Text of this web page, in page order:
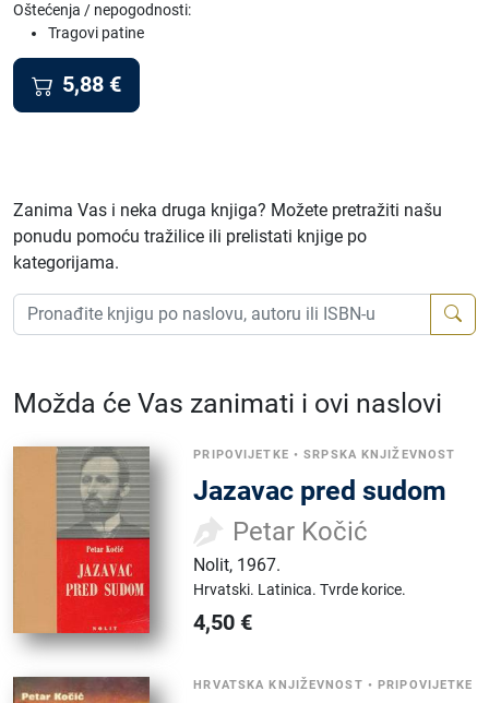
Oštećenja / nepogodnosti:
Tragovi patine
5,88 €
Zanima Vas i neka druga knjiga? Možete pretražiti našu
ponudu pomoću tražilice ili prelistati knjige po
kategorijama.
Možda će Vas zanimati i ovi naslovi
PRIPOVIJETKE •SRPSKA KNJIŽEVNOST
Jazavac pred sudom
Petar Kočić
Nolit, 1967.
Hrvatski. Latinica.Tvrde korice.
4,50 €
HRVATSKA KNJIŽEVNOST •PRIPOVIJETKE